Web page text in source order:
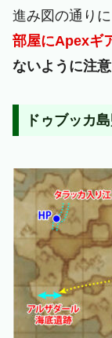
進み図の通り
部屋にApexギ
ないように注意
ドゥブッカ